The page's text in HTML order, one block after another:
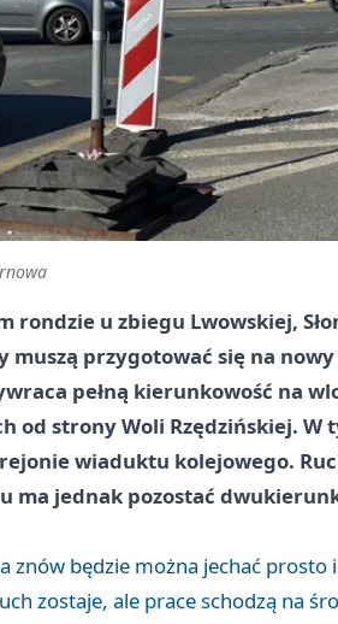
rondzie u zbiegu Lwowskiej,
muszą przygotować się na
pełną kierunkowość na
od strony Woli Rzędzińskiej.
wiaduktu kolejowego.
ma jednak pozostać
znów będzie można jechać prosto
zostaje, ale prace schodzą na